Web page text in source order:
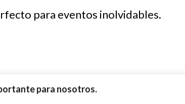
para nosotros.
para eventos inolvidables.